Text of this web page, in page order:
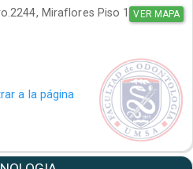
Miraflores Piso 1 VER MAPA
a la página